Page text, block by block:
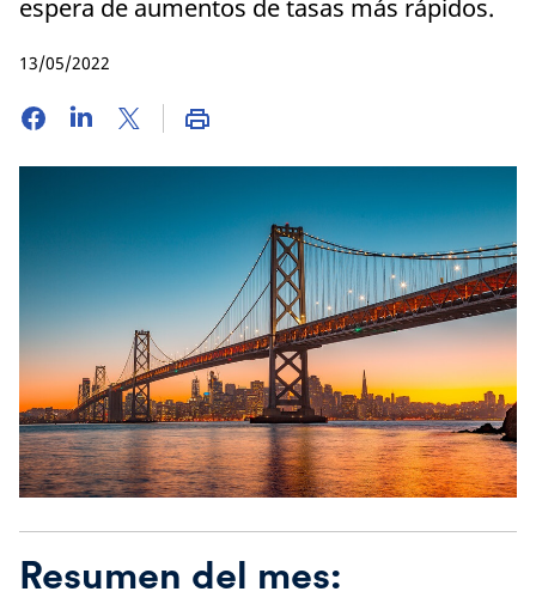
espera de aumentos de tasas más rápidos.
13/05/2022
Resumen del mes: